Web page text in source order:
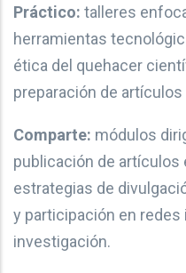
Práctico: talleres
herramientas
ética del quehacer
preparación de
Comparte: módulos
publicación de artículos
estrategias de
y participación en
investigación.